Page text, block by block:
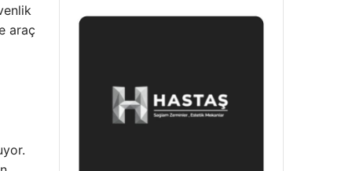
araç